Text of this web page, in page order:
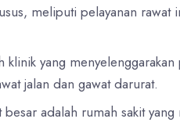
meliputi pelayanan rawat
klinik yang menyelenggarakan
jalan dan gawat darurat.
besar adalah rumah sakit